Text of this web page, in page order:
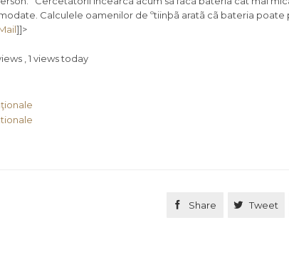
Calculele oamenilor de ºtiinþã aratã cã bateria
]]>
, 1 views today
 Share  Tweet